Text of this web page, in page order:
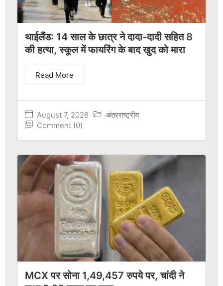
थाईलैंड: 14 साल के छात्र ने दादा-दादी सहित 8
की हत्या, स्कूल में फायरिंग के बाद खुद को मारा
August 7, 2026
अंतरराष्ट्रीय
Comment (0)
Read More
MCX पर सोना 1,49,457 रुपये पर, चांदी ने